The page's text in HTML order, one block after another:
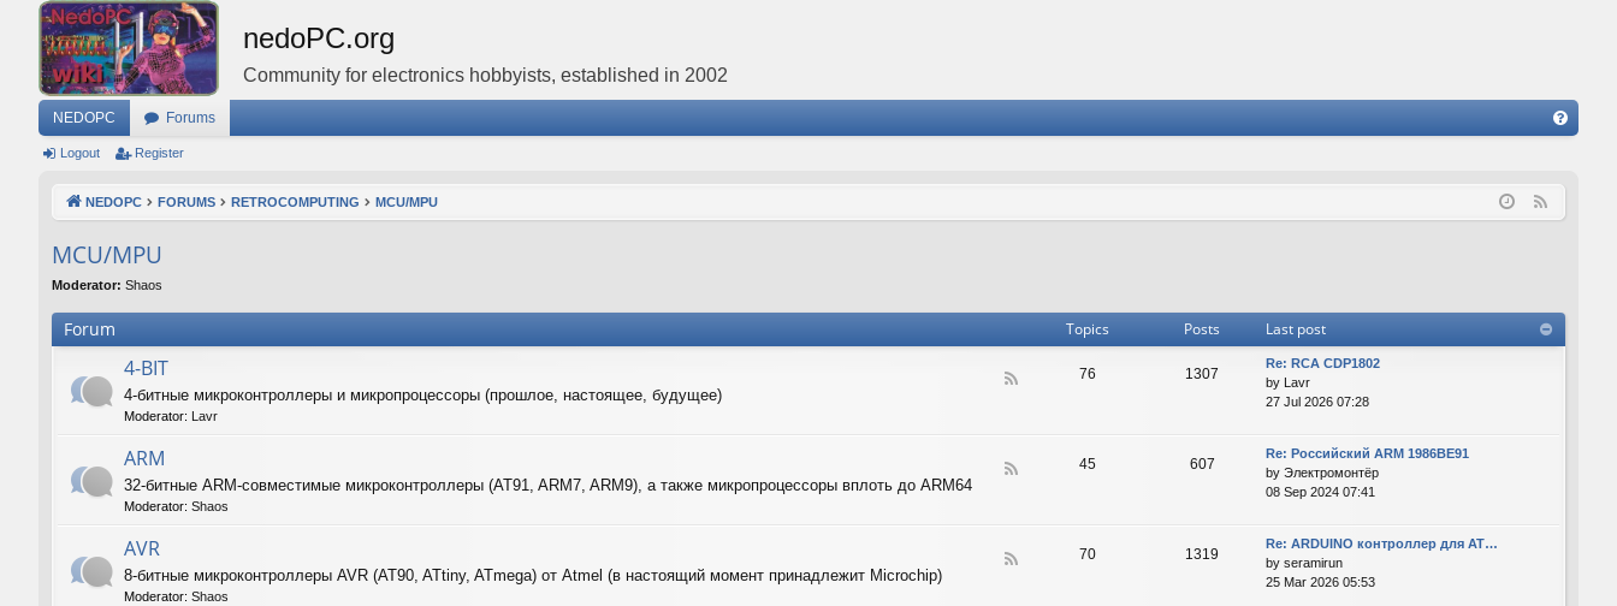
nedoPC.org
Community for electronics hobbyists, established in 2002
NEDOPC Forums
Q
Logout Register
NEDOPC FORUMS RETROCOMPUTING MCU/MPU
MCU/MPU
Moderator: Shaos
Forum Topics Posts Last post
F
d
4
T
4-BIT
4-битные микроконтроллеры и микропроцессоры (прошлое, настоящее, будущее)
Moderator: Lavr
76 1307
Re: RCA CDP1802
by Lavr
27 Jul 2026 07:28
F
d
A
ARM
32-битные ARM-совместимые микроконтроллеры (AT91, ARM7, ARM9), а также микропроцессоры вплоть до ARM64
Moderator: Shaos
45 607
Re: Российский ARM 1986ВЕ91
by Электромонтёр
08 Sep 2024 07:41
F
AVR
8-битные микроконтроллеры AVR (AT90, ATtiny, ATmega) от Atmel (в настоящий момент принадлежит Microchip)
Moderator: Shaos
70 1319
Re: ARDUINO контроллер для AT…
by seramirun
25 Mar 2026 05:53